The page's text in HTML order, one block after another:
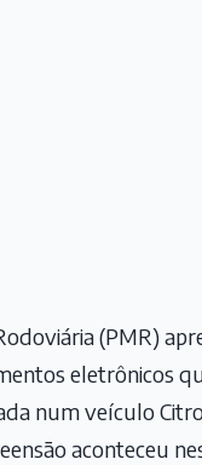
(PMR)
eletrônicos
num veículo
aconteceu